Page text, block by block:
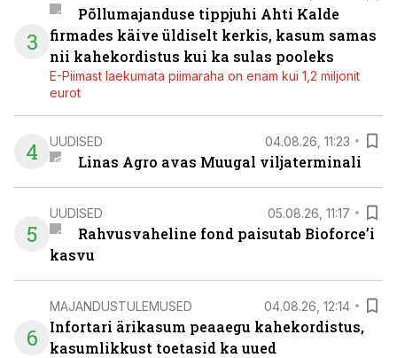
3
Põllumajanduse tippjuhi Ahti Kalde
firmades käive üldiselt kerkis, kasum samas
nii kahekordistus kui ka sulas pooleks
E-Piimast laekumata piimaraha on enam kui 1,2 miljonit
eurot
4 UUDISED 04.08.26, 11:23
Linas Agro avas Muugal viljaterminali
5
UUDISED 05.08.26, 11:17
Rahvusvaheline fond paisutab Bioforce’i
kasvu
6
MAJANDUSTULEMUSED 04.08.26, 12:14
Infortari ärikasum peaaegu kahekordistus,
kasumlikkust toetasid ka uued